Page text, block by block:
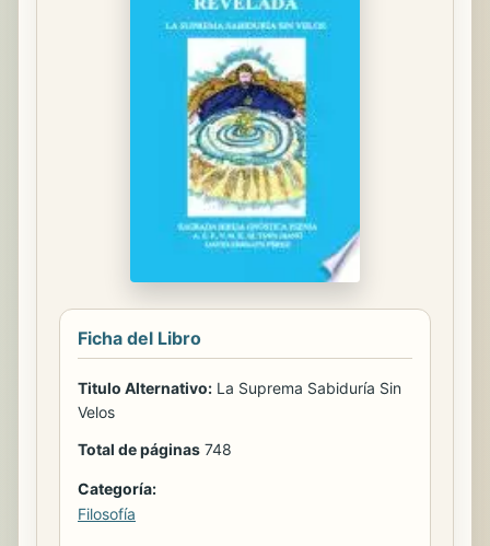
Ficha del Libro
Titulo Alternativo: La Suprema Sabiduría Sin
Velos
Total de páginas 748
Categoría:
Filosofía